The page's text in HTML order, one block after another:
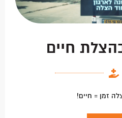
חיים
זמן = חיים!